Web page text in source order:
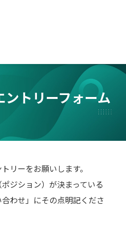
トリーフォーム
リーをお願いします。
ジション）が決まっている
わせ」にその点明記くださ